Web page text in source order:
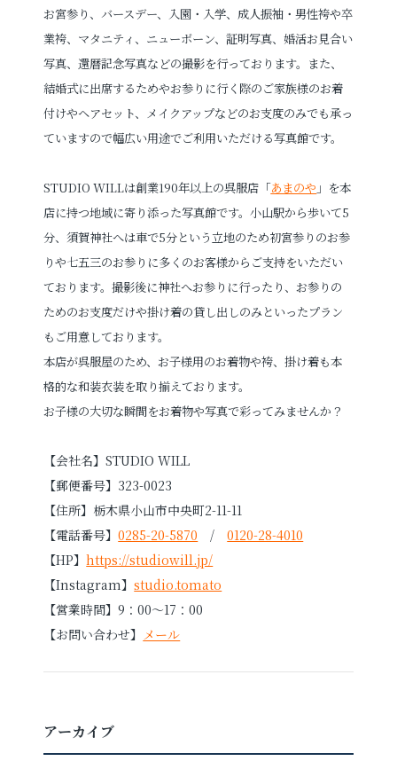
お宮参り、バースデー、入園・入学、成人振袖・男性袴や卒
業袴、マタニティ、ニューボーン、証明写真、婚活お見合い
写真、還暦記念写真などの撮影を行っております。また、
結婚式に出席するためやお参りに行く際のご家族様のお着
付けやヘアセット、メイクアップなどのお支度のみでも承っ
ていますので幅広い用途でご利用いただける写真館です。
STUDIO WILLは創業190年以上の呉服店「あまのや 」を本
店に持つ地域に寄り添った写真館です。小山駅から歩いて5
分、須賀神社へは車で5分という立地のため初宮参りのお参
りや七五三のお参りに多くのお客様からご支持をいただい
ております。撮影後に神社へお参りに行ったり、お参りの
ためのお支度だけや掛け着の貸し出しのみといったプラン
もご用意しております。
本店が呉服屋のため、お子様用のお着物や袴、掛け着も本
格的な和装衣装を取り揃えております。
お子様の大切な瞬間をお着物や写真で彩ってみませんか？
【会社名】STUDIO WILL
【郵便番号】323-0023
【住所】栃木県小山市中央町2-11-11
【電話番号】0285-20-5870 /0120-28-4010
【HP】https://studiowill.jp/
【Instagram】studio.tomato
【営業時間】9：00～17：00
【お問い合わせ】 メール
アーカイブ